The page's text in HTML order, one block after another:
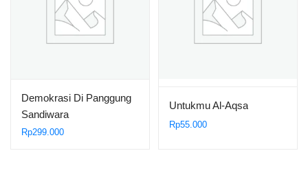
Demokrasi Di Panggung
Sandiwara
Rp299.000
Untukmu Al-Aqsa
Rp55.000